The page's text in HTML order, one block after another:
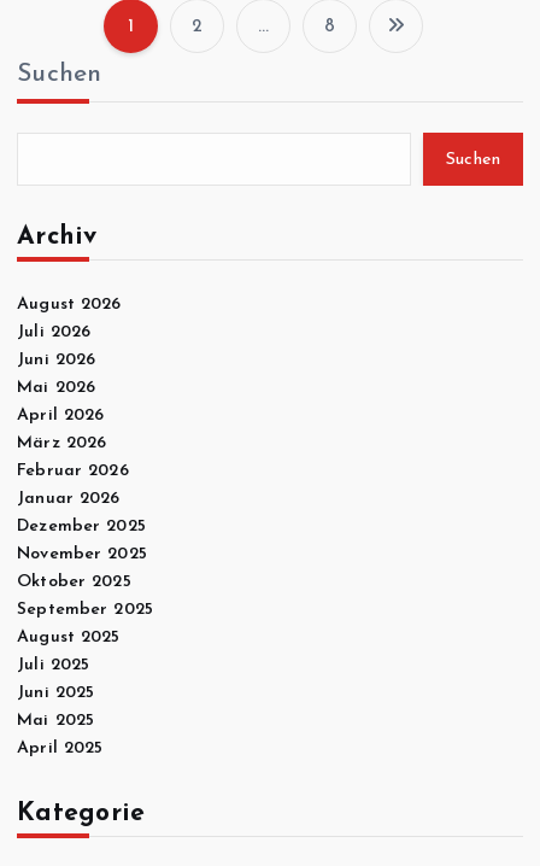
S
i
1 2 … 8
Suchen
Suchen
Archiv
August 2026
Juli 2026
Juni 2026
Mai 2026
April 2026
März 2026
Februar 2026
Januar 2026
Dezember 2025
November 2025
Oktober 2025
September 2025
August 2025
Juli 2025
Juni 2025
Mai 2025
April 2025
Kategorie